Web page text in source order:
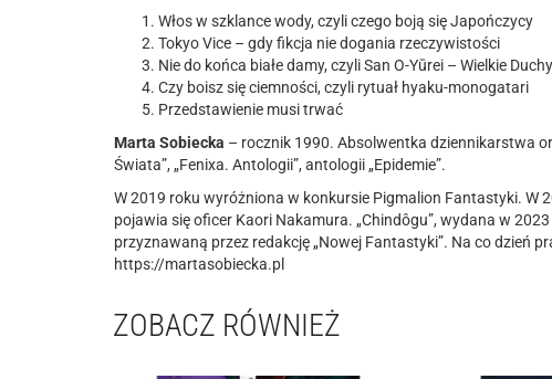
Włos w szklance wody, czyli czego boją się Japończycy
Tokyo Vice – gdy fikcja nie dogania rzeczywistości
Nie do końca białe damy, czyli San O-Yūrei – Wielkie
Czy boisz się ciemności, czyli rytuał hyaku-monogatari
Przedstawienie musi trwać
Marta Sobiecka – rocznik 1990. Absolwentka dziennikarstwa
Świata”, „Fenixa. Antologii”, antologii „Epidemie”.
W 2019 roku wyróżniona w konkursie Pigmalion Fantastyki. W
pojawia się oficer Kaori Nakamura. „Chindôgu”, wydana w
przyznawaną przez redakcję „Nowej Fantastyki”. Na co dzień
https://martasobiecka.pl
ZOBACZ RÓWNIEŻ